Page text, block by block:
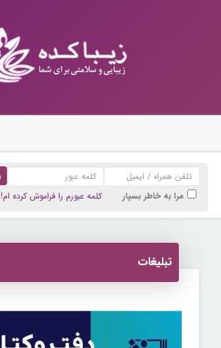
مرا به خاطر بسپار
کلمه عبورم را فراموش کرده ام!
تبلیغات